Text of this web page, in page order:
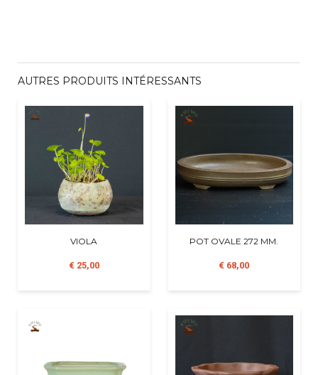
AUTRES PRODUITS INTÉRESSANTS
VIOLA
€ 25,00
POT OVALE 272 MM.
€ 68,00